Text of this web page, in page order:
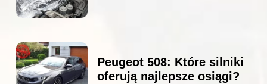
Peugeot 508: Które silniki
oferują najlepsze osiągi?